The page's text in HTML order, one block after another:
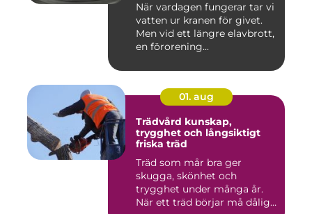
När vardagen fungerar tar vi
vatten ur kranen för givet.
Men vid ett längre elavbrott,
en förorening...
01. aug
Trädvård kunskap,
trygghet och långsiktigt
friska träd
Träd som mår bra ger
skugga, skönhet och
trygghet under många år.
När ett träd börjar må dåligt